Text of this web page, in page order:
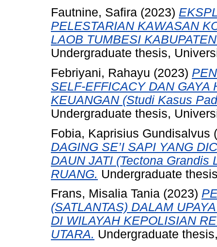
Fautnine, Safira (2023)
PELESTARIAN KAWASAN
LAOB TUMBESI
Undergraduate thesis,
Febriyani, Rahayu (2023)
SELF-EFFICACY DAN GAYA
KEUANGAN (Studi Kasus
Undergraduate thesis,
Fobia, Kaprisius Gundisalvus
DAGING SE’I SAPI YANG
DAUN JATI (Tectona Grandis
RUANG. Undergraduate
Frans, Misalia Tania (2023)
(SATLANTAS) DALAM
DI WILAYAH KEPOLISIAN
UTARA. Undergraduate